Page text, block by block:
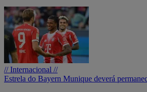
// Internacional //
Estrela do Bayern Munique deverá